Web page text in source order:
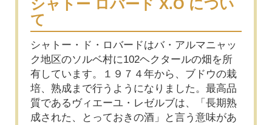
シャトー ロバード X.O につい
て
シャトー・ド・ロバードはバ・アルマニャッ
ク地区のソルベ村に102ヘクタールの畑を所
有しています。１９７４年から、ブドウの栽
培、熟成まで行うようになりました。最高品
質であるヴィエーユ・レゼルブは、「長期熟
成された、とっておきの酒」と言う意味があ